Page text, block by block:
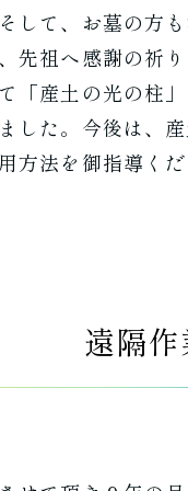
して、お墓の方
先祖へ感謝の祈
「産土の光の柱
した。今後は、
方法を御指導く
遠隔